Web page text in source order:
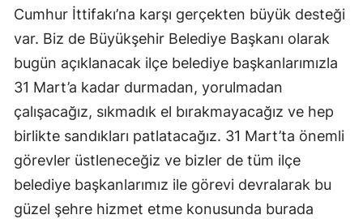
Cumhur İttifakı’na karşı gerçekten büyük desteği
var. Biz de Büyükşehir Belediye Başkanı olarak
bugün açıklanacak ilçe belediye başkanlarımızla
31 Mart’a kadar durmadan, yorulmadan
çalışacağız, sıkmadık el bırakmayacağız ve hep
birlikte sandıkları patlatacağız. 31 Mart’ta önemli
görevler üstleneceğiz ve bizler de tüm ilçe
belediye başkanlarımız ile görevi devralarak bu
güzel şehre hizmet etme konusunda burada